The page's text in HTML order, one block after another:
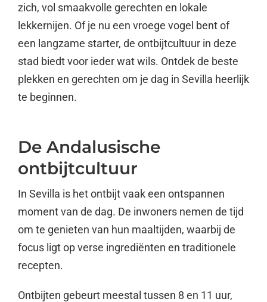
zich, vol smaakvolle gerechten en lokale
lekkernijen. Of je nu een vroege vogel bent of
een langzame starter, de ontbijtcultuur in deze
stad biedt voor ieder wat wils. Ontdek de beste
plekken en gerechten om je dag in Sevilla heerlijk
te beginnen.
De Andalusische
ontbijtcultuur
In Sevilla is het ontbijt vaak een ontspannen
moment van de dag. De inwoners nemen de tijd
om te genieten van hun maaltijden, waarbij de
focus ligt op verse ingrediënten en traditionele
recepten.
Ontbijten gebeurt meestal tussen 8 en 11 uur,